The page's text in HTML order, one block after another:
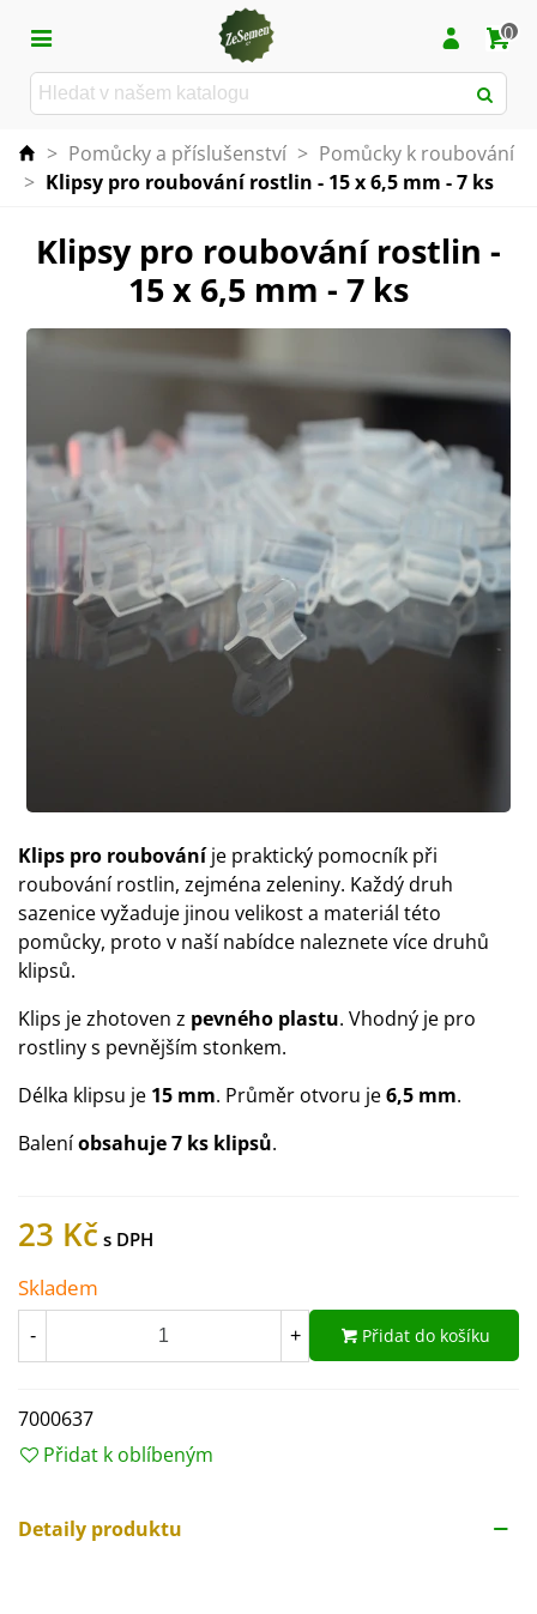
0
> Pomůcky a příslušenství > Pomůcky k roubování
> Klipsy pro roubování rostlin - 15 x 6,5 mm - 7 ks
Klipsy pro roubování rostlin -
15 x 6,5 mm - 7 ks
Klips pro roubováníje praktický pomocník při
roubování rostlin, zejména zeleniny. Každý druh
sazenice vyžaduje jinou velikost a materiál této
pomůcky, proto v naší nabídce naleznete více druhů
klipsů.
Klips je zhotoven z pevného plastu. Vhodný je pro
rostliny s pevnějším stonkem.
Délka klipsu je 15 mm. Průměr otvoru je6,5 mm.
Baleníobsahuje 7 ks klipsů.
23 Kč
Skladem
- + Přidat do košíku
7000637
Přidat k oblíbeným
Detaily produktu